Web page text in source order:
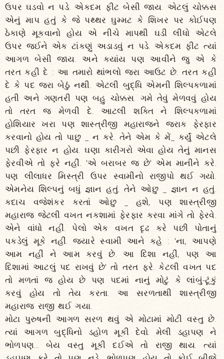
ઉપર ઘડવો ન પડે. એકદમ ફીટ બેસી જાય. એટલું ચોક્કસ
એનું માપ હતું કે જે પથ્થર ઘુમ્મટ કે શિખર પર કોઈપણ
ઠેકાણે મૂકવાનો હોય એ નીચે માપથી ઘડી લીધો એટલે
ઉપર જઈને એક ટાંકણું અડાડવું ન પડે. એકદમ ફીટ ત્યાં
આગળ બેસી જાય. અને ક્યાંય પણ આવીને જુ એ કે
તરત કહી દે : આ તમારો થાંભલો જરા આઉટ છે. તરત કહી
દે કે પદ જરા બેઠું નથી. એટલી બુદ્ધિ એમની શિલ્પકળામાં
હતી અને ગણતરી પણ બહુ ચોક્કસ. ગમે તેવું મેળવવું હોય
તો તરત જ મેળવી દે. આટલી શક્તિ ને શિલ્પકળામાં
હોશિયાર ખરા પણ શાસ્ત્રીજી મહારાજને જરાક ફેરફાર
કરવાનો હોય તો પાછુ _ ન કરે. તેને એમ કે મેં_ કર્યું એટલે
પછી ફેરફાર ન હોય. ઘણા કારીગરો એવા હોય તેનું માનસ
ફેરવીએ તો ફરે નહીં. 'એ બરાબર જ છે' એમ માનીને કરે.
પણ લીલાધર મિસ્ત્રી ઉપર સ્વામીનો રાજીપો થઈ ગયો.
એમનેય શિલ્પનું બધું જ્ઞાન હતું. તેને ઓછુ _ જ્ઞાન ન હતું.
કદાચ વજેશંકર કરતાં ઓછુ _ હશે, પણ શાસ્ત્રીજી
મહારાજ જેટલી વખત નકશામાં ફેરફાર કરવા માંગે તો ફેરવે.
એને વાંધો નહીં. પેલો એક વખત દૃઢ કરે પછી પોતાનું
પકડેલું મૂકે નહીં. જ્યારે સ્વામી આને કહે : 'ના, આપણે
આમ નહીં ને આમ કરવું છે. આ દિશા નહીં, પણ આ
દિશામાં આટલું પદ રાખવું છે' તો તરત ફરે. કેટલી વખત પદ
તો મળતાં જ હોય છે પણ પદમાં નાનું મોટું કે લાંબું-ટૂંકું
કરવું હોય તો તેય કરતા. આ સરળતાથી શાસ્ત્રીજી
મહારાજ રાજી થઈ ગયા.
મોટા પુરુષની આગળ સરળ થવું એ મોટામાં મોટી વસ્તુ છે.
ત્યાં આગળ બુદ્ધિનો ડહોળ મૂકી દેવો. મેલી ડહાપણ ને
ભોળપણ... બેય વસ્તુ મૂકી દઈએ તો રાજી થાય. ત્યાં